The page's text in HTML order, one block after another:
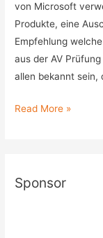
von Microsoft
Produkte, eine
Empfehlung
aus der AV
allen bekannt sein,
Antivirus
Software
Read More »
Sponsor